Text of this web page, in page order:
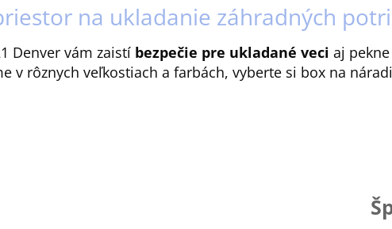
na ukladanie záhradných
Denver vám zaistí bezpečie pre ukladané veci aj
v rôznych veľkostiach a farbách, vyberte si box na